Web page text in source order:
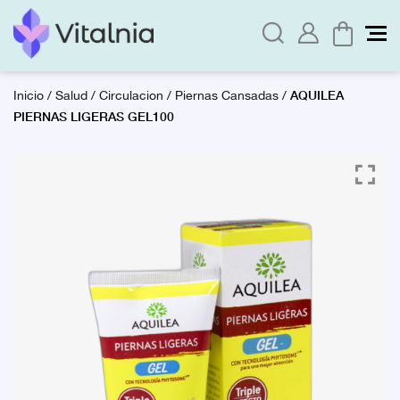
Inicio/Salud/Circulacion / Piernas Cansadas/ AQUILEA
PIERNAS LIGERAS GEL100